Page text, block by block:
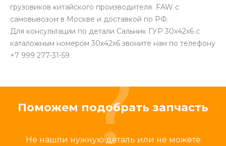
грузовиков китайского производителя FAW с
самовывозом в Москве и доставкой по РФ.
Для консультации по детали Сальник ГУР 30х42х6 с
каталожным номером 30х42х6 звоните нам по телефону
+7 999 277-31-59
Поможем подобрать запчасть
Не нашли нужную деталь или не можете